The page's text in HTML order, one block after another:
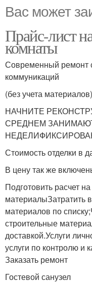
Вас может
Прайс-лист
комнаты
Современный ремонт
коммуникаций
(без учета материалов)
НАЧНИТЕ
СРЕДНЕМ
Стоимость отделки в
В цену так же
Подготовить расчет
материалыЗатратить
материалов по
строительные
доставкой.Услуги
услуги по контролю и
Заказать ремонт
Гостевой санузел